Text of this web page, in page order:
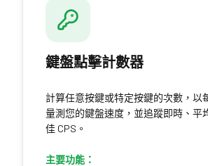
鍵盤點擊計數器
計算任意按鍵或特定按鍵的次數，以
量測您的鍵盤速度，並追蹤即時、平
佳 CPS。
主要功能：